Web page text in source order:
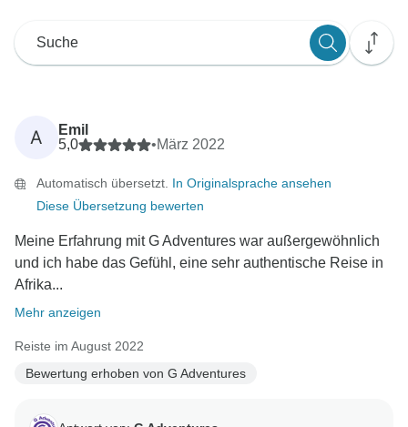
A
Emil
5,0
•März 2022
Automatisch übersetzt. In Originalsprache ansehen
Diese Übersetzung bewerten
Meine Erfahrung mit G Adventures war außergewöhnlich
und ich habe das Gefühl, eine sehr authentische Reise in
Afrika...
Mehr anzeigen
Reiste im August 2022
Bewertung erhoben von G Adventures